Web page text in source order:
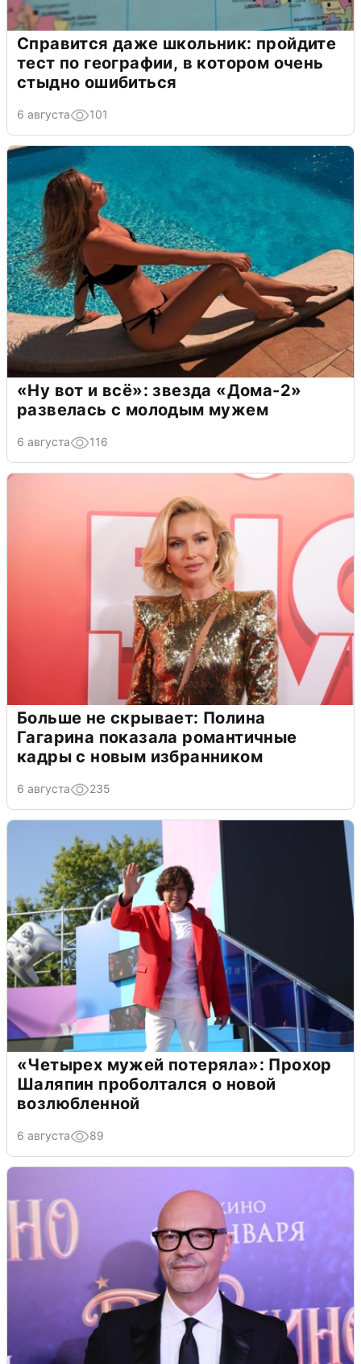
Справится даже школьник: пройдите
тест по географии, в котором очень
стыдно ошибиться
6 августа 101
«Ну вот и всё»: звезда «Дома-2»
развелась с молодым мужем
6 августа 116
Больше не скрывает: Полина
Гагарина показала романтичные
кадры с новым избранником
6 августа 235
«Четырех мужей потеряла»: Прохор
Шаляпин проболтался о новой
возлюбленной
6 августа 89